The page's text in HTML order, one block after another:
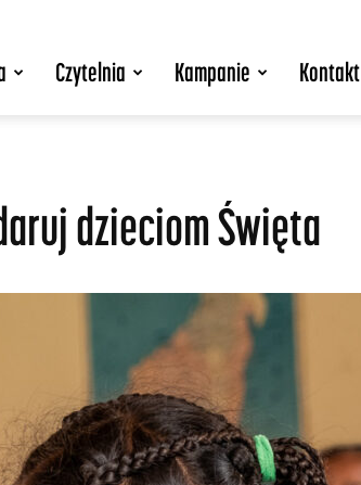
Czytelnia Kampanie Kontakt
dzieciom Święta